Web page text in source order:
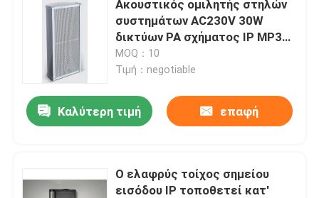
Σύστημα μικροφώνων PA
Ασύρματα συστήματα διασκέψεων
Συνδεμένο με καλώδιο σύστημα διασκέψεων
σύστημα δημόσια διευθύνσεων
Ακουστικός ομιλητής στηλών
συστημάτων AC230V 30W
δικτύων PA σχήματος IP MP3
WAV
MOQ：10
Τιμή：negotiable
Καλύτερη τιμή επαφή
Ο ελαφρύς τοίχος σημείου
εισόδου IP τοποθετεί κατ'